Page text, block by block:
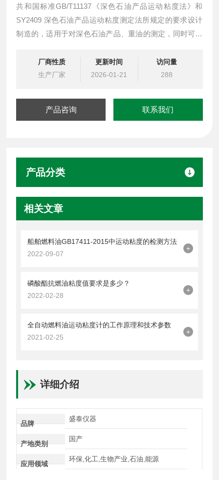
共和国标准GB/T11137《深色石油产品运动粘度法》和
SY2409 深色石油产品运动粘度测定法所规定的要求设计
制造的，适用于对深色石油产品、重油的测定，同时可符
GB/T11137双槽深色石油产品运动粘度法
厂商性质
生产厂家
更新时间
2026-01-21
访问量
288
产品咨询 联系我们
产品分类
相关文章
船舶燃料油GB17411-2015中运动粘度的检测方法
2022-09-07
+
磷酸酯抗燃油粘度值要求是多少？
2022-02-28
+
全自动燃料油运动粘度计的工作原理和技术参数
2021-02-25
+
详细介绍
品牌
盛泰仪器
产地类别
国产
应用领域
环保,化工,生物产业,石油,能源